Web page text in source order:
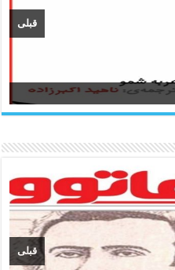
قبلی
قبلی